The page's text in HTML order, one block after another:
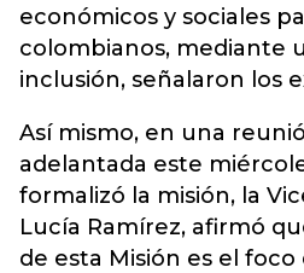
económicos y sociales
colombianos, mediante
inclusión, señalaron los
Así mismo, en una
adelantada este
formalizó la misión, la
Lucía Ramírez, afirmó
de esta Misión es el